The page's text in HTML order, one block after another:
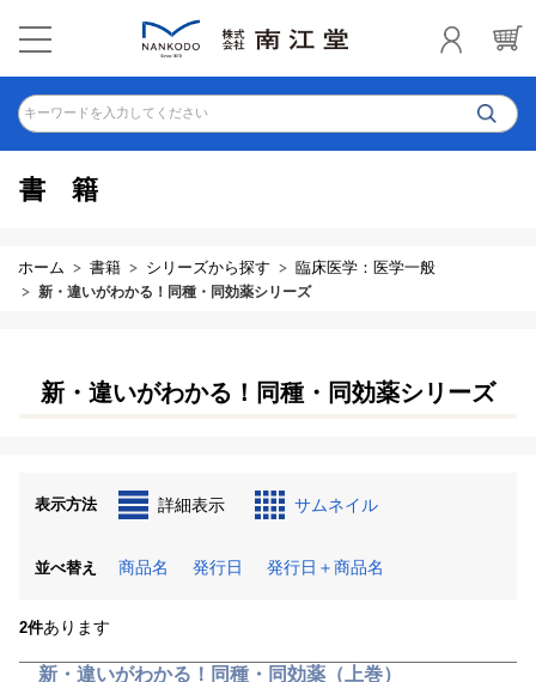
キーワードを入力してください
書籍
ホーム 書籍 シリーズから探す 臨床医学：医学一般
新・違いがわかる！同種・同効薬シリーズ
新・違いがわかる！同種・同効薬シリーズ
表示方法 詳細表示 サムネイル
並べ替え 商品名 発行日 発行日＋商品名
2件あります
新・違いがわかる！同種・同効薬（上巻）